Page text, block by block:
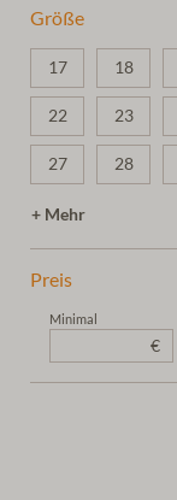
Größe
17 18
22 23
27 28
32
+ Mehr
Preis
Minimal
€